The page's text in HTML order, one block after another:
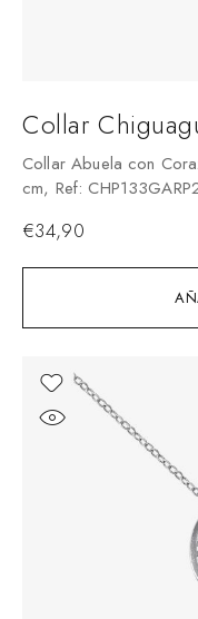
Collar
Collar Abuela con
cm, Ref:
€34,90